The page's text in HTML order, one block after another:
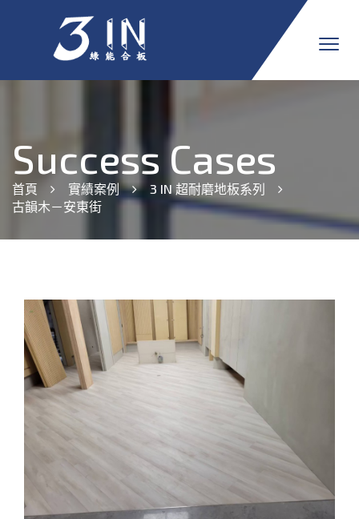
Success Cases
首頁 實績案例
3 IN 超耐磨地板系列
古韻木－安東街